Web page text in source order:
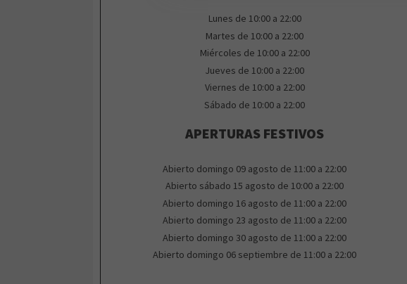
Lunes de 10:00 a 22:00
Martes de 10:00 a 22:00
Miércoles de 10:00 a 22:00
Jueves de 10:00 a 22:00
Viernes de 10:00 a 22:00
Sábado de 10:00 a 22:00
APERTURAS FESTIVOS
Abierto domingo 09 agosto de 11:00 a 22:00
Abierto sábado 15 agosto de 10:00 a 22:00
Abierto domingo 16 agosto de 11:00 a 22:00
Abierto domingo 23 agosto de 11:00 a 22:00
Abierto domingo 30 agosto de 11:00 a 22:00
Abierto domingo 06 septiembre de 11:00 a 22:00